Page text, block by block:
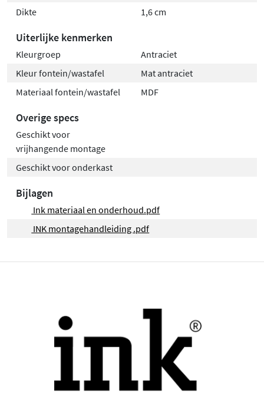
Dikte
1,6 cm
Uiterlijke kenmerken
Kleurgroep
Antraciet
Kleur fontein/wastafel
Mat antraciet
Materiaal fontein/wastafel
MDF
Overige specs
Geschikt voor
vrijhangende montage
Geschikt voor onderkast
Bijlagen
Ink materiaal en onderhoud.pdf
INK montagehandleiding .pdf